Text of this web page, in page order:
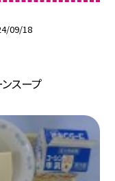
09/18
スープ